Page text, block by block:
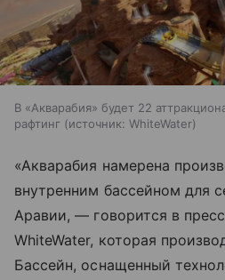
В «Акварабия» будет 22
рафтинг
источник: WhiteWater
«Акварабия намерена
внутренним бассейном для
Аравии, — говорится в
WhiteWater, которая
Бассейн, оснащенный